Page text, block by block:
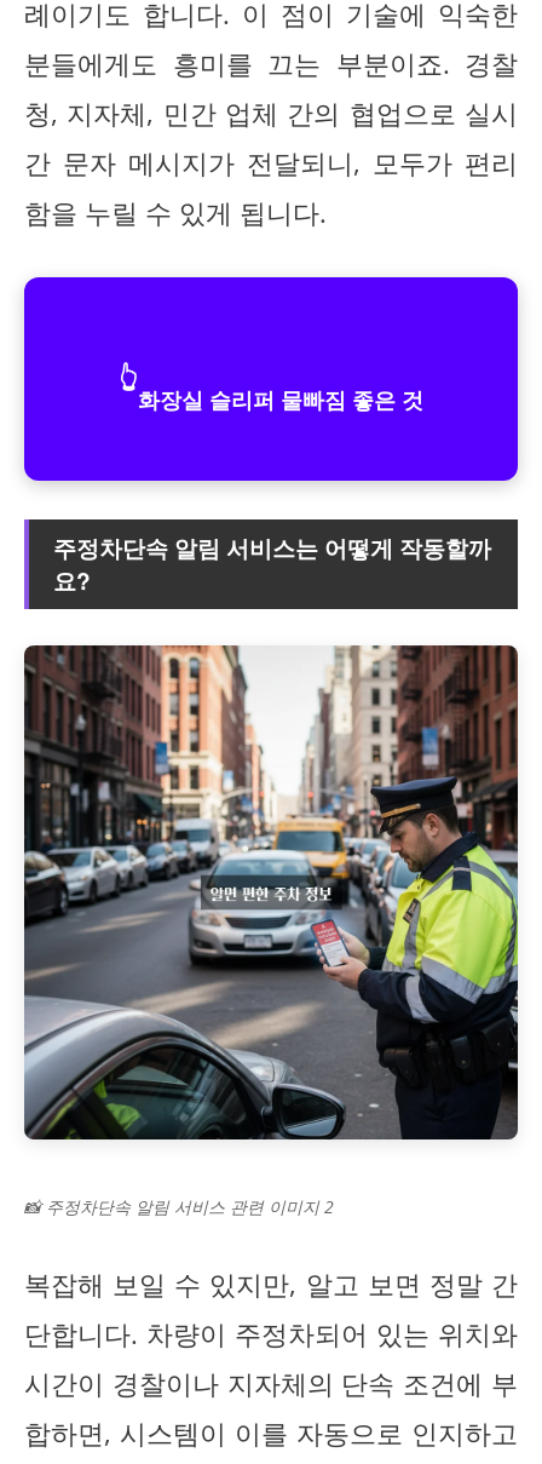
례이기도 합니다. 이 점이 기술에 익숙한
분들에게도 흥미를 끄는 부분이죠. 경찰
청, 지자체, 민간 업체 간의 협업으로 실시
간 문자 메시지가 전달되니, 모두가 편리
함을 누릴 수 있게 됩니다.
👆
화장실 슬리퍼 물빠짐 좋은 것
주정차단속 알림 서비스는 어떻게 작동할까
요?
📸 주정차단속 알림 서비스 관련 이미지 2
복잡해 보일 수 있지만, 알고 보면 정말 간
단합니다. 차량이 주정차되어 있는 위치와
시간이 경찰이나 지자체의 단속 조건에 부
합하면, 시스템이 이를 자동으로 인지하고